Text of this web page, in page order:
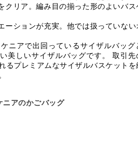
クリア。編み目の揃った形のよいバス
ーションが充実。他では扱っていない
ニアで出回っているサイザルバッグ
美しいサイザルバッグです。 取引先
るプレミアムなサイザルバスケット
ニアのかごバッグ